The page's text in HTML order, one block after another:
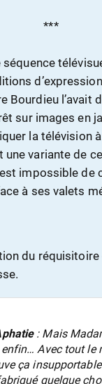
***
Bourdieu l’avait
sur images en
la télévision
une variante de
impossible de
à ses valets
du réquisitoire
: Mais
Avec tout le
ça insupportable
quelque